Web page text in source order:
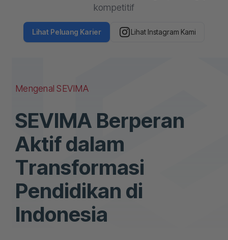
kompetitif
Lihat Peluang Karier Lihat Instagram Kami
Mengenal SEVIMA
SEVIMA Berperan
Aktif dalam
Transformasi
Pendidikan di
Indonesia